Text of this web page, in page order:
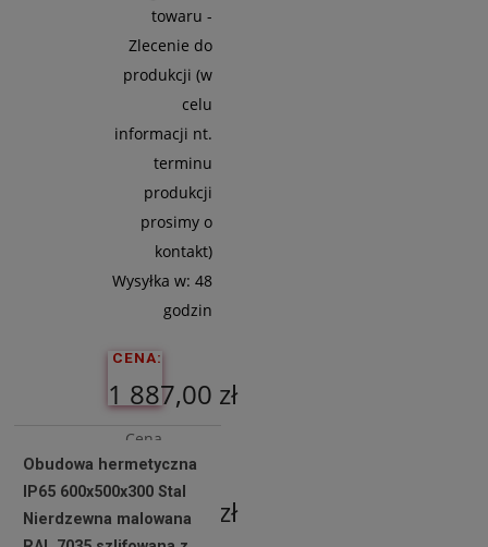
towaru -
Zlecenie do
produkcji (w
celu
informacji nt.
terminu
produkcji
prosimy o
kontakt)
Wysyłka w: 48
godzin
CENA:
1 887,00 zł
Cena
netto:
1 534,15 zł
Obudowa hermetyczna
IP65 600x500x300 Stal
Nierdzewna malowana